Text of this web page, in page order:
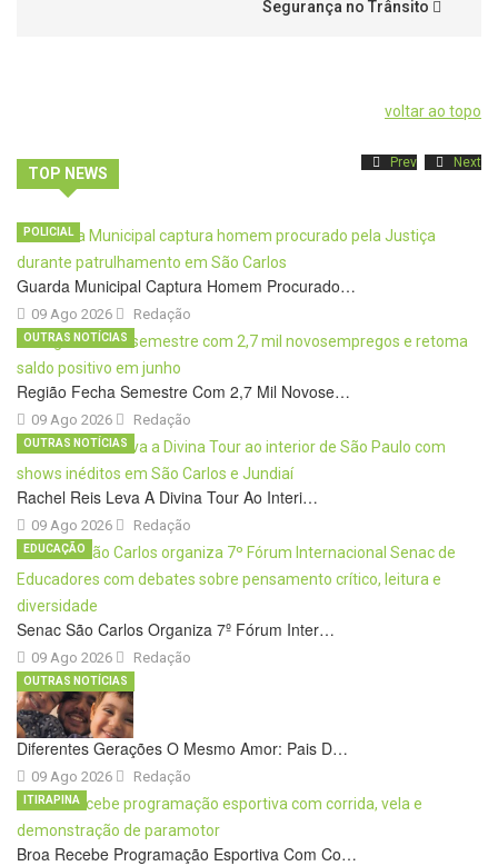
Segurança no Trânsito
voltar ao topo
TOP NEWS
Prev Next
Guarda Municipal Captura Homem Procurado…
09 Ago 2026
POLICIAL
Redação
Região Fecha Semestre Com 2,7 Mil Novose…
09 Ago 2026
OUTRAS NOTÍCIAS
Redação
Rachel Reis Leva A Divina Tour Ao Interi…
09 Ago 2026
OUTRAS NOTÍCIAS
Redação
Senac São Carlos Organiza 7º Fórum Inter…
09 Ago 2026
EDUCAÇÃO
Redação
Diferentes Gerações O Mesmo Amor: Pais D…
09 Ago 2026
OUTRAS NOTÍCIAS
Redação
Broa Recebe Programação Esportiva Com Co…
ITIRAPINA